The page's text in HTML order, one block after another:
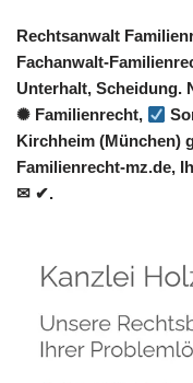
Rechtsanwalt
Fachanwalt-
Unterhalt, Scheidung.
✺ Familienrecht,
Kirchheim (München)
Familienrecht-mz.de,
✉ ✔.